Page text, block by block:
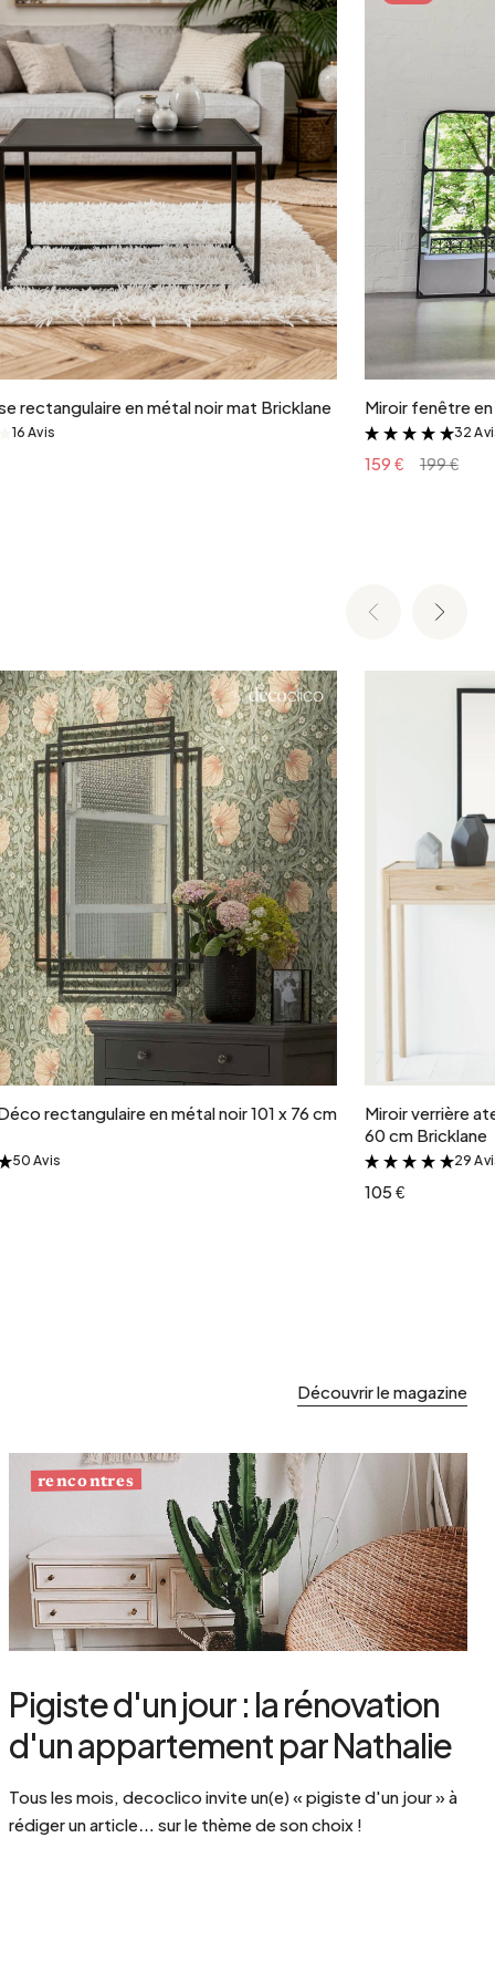
Ajouter au panier
rectangulaire en métal noir mat Bricklane
&
16 Avis
Miroir fenêtre
&
32
159 € 199 €
Ajouter au panier
rectangulaire en métal noir 101 x 76 cm
&
50 Avis
Miroir verrière
60 cm Bricklane
&
29
105 €
Découvrir le magazine
rencontres
Pigiste d'un jour : la rénovation
d'un appartement par Nathalie
Tous les mois, decoclico invite un(e) « pigiste d'un jour » à
rédiger un article… sur le thème de son choix !